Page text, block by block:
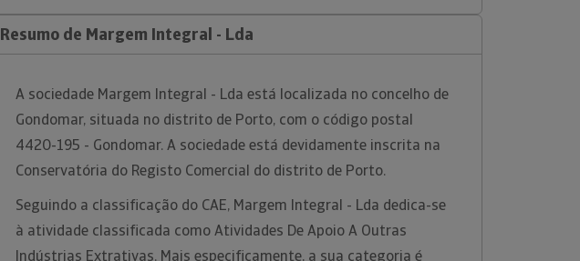
Resumo de Margem Integral - Lda
A sociedade Margem Integral - Lda está localizada no concelho de
Gondomar, situada no distrito de Porto, com o código postal
4420-195 - Gondomar. A sociedade está devidamente inscrita na
Conservatória do Registo Comercial do distrito de Porto.
Seguindo a classificação do CAE, Margem Integral - Lda dedica-se
à atividade classificada como Atividades De Apoio A Outras
Indústrias Extrativas. Mais especificamente, a sua categoria é